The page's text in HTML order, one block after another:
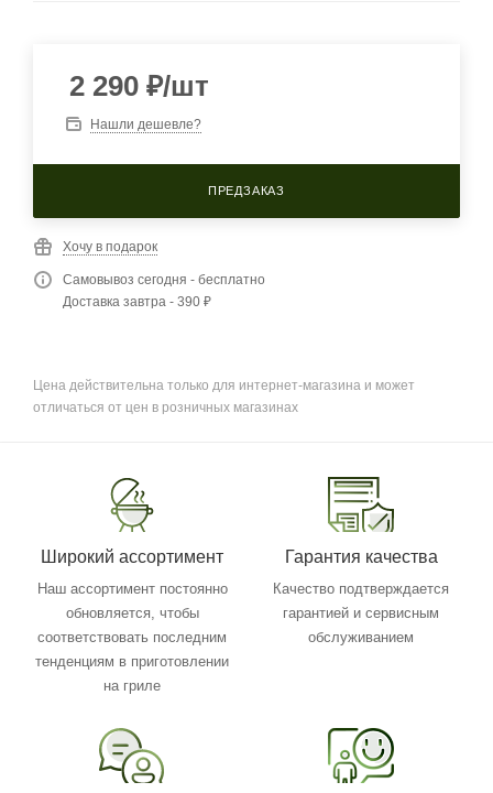
2 290 ₽/шт
Нашли дешевле?
ПРЕДЗАКАЗ
Хочу в подарок
Самовывоз сегодня - бесплатно
Доставка завтра - 390 ₽
Цена действительна только для интернет-магазина и может
отличаться от цен в розничных магазинах
Широкий ассортимент
Наш ассортимент постоянно
обновляется, чтобы
соответствовать последним
тенденциям в приготовлении
на гриле
Гарантия качества
Качество подтверждается
гарантией и сервисным
обслуживанием